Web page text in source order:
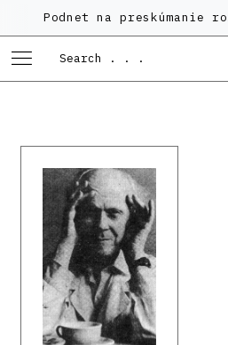
Podnet na preskúmanie